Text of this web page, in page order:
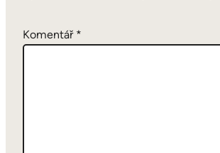
Komentář *